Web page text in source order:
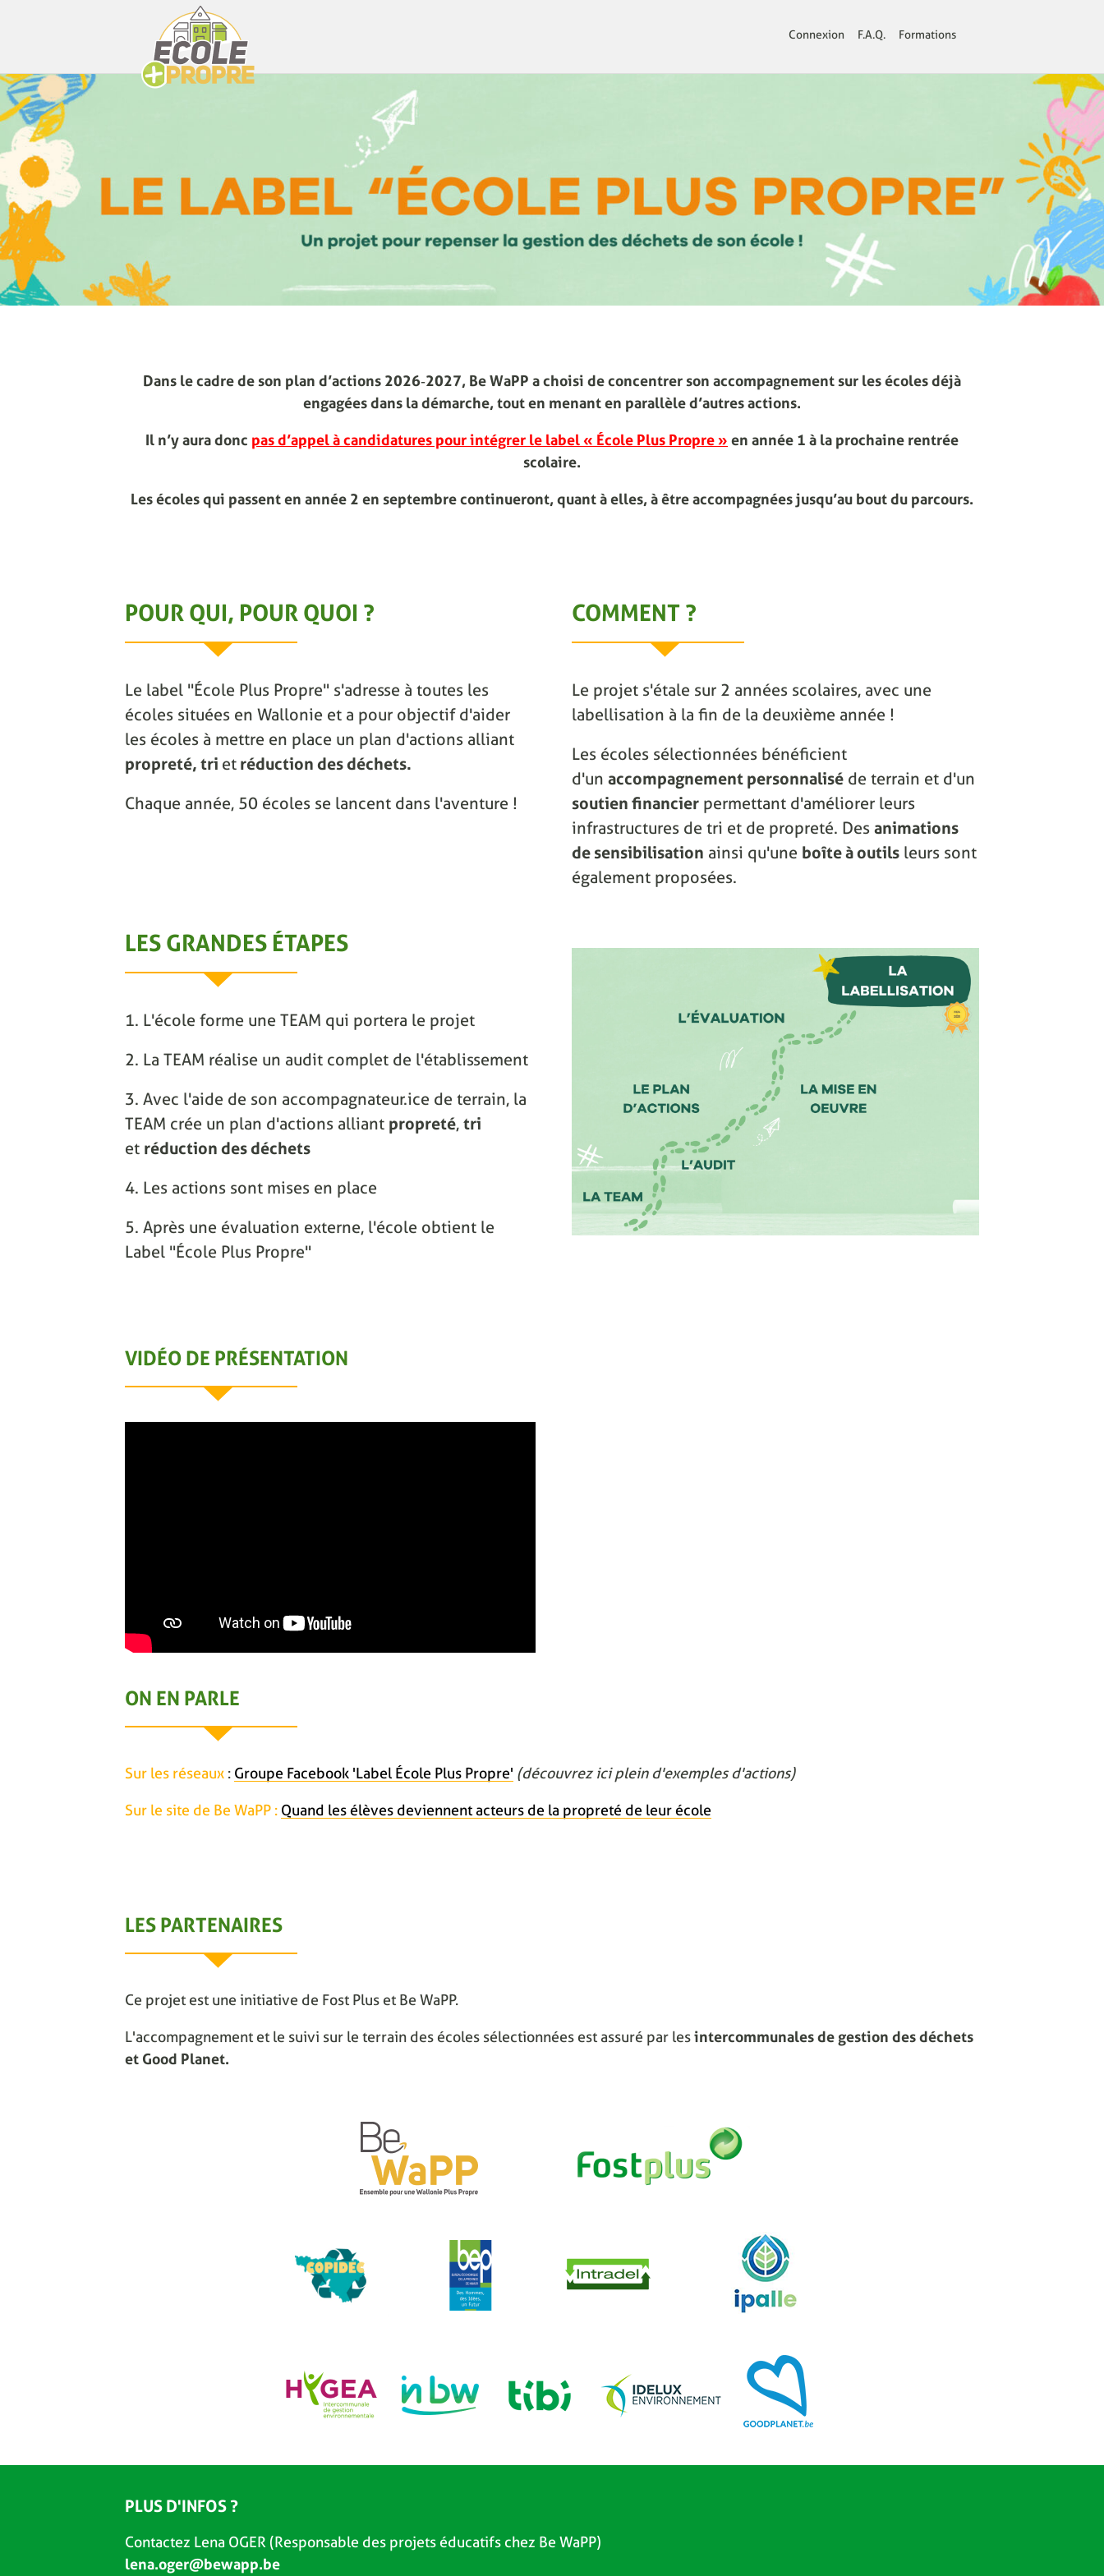
Connexion F.A.Q. Formations
Dans le cadre de son plan d’actions 2026‑2027, Be WaPP a choisi de concentrer son accompagnement sur les écoles déjà
engagées dans la démarche, tout en menant en parallèle d’autres actions.
Il n’y aura donc pas d’appel à candidatures pour intégrer le label « École Plus Propre » en année 1 à la prochaine rentrée
scolaire.
Les écoles qui passent en année 2 en septembre continueront, quant à elles, à être accompagnées jusqu’au bout du parcours.
POUR QUI, POUR QUOI ?
Le label "École Plus Propre" s'adresse à toutes les
écoles situées en Wallonie et a pour objectif d'aider
les écoles à mettre en place un plan d'actions alliant
propreté, tri et réduction des déchets.
Chaque année, 50 écoles se lancent dans l'aventure !
COMMENT ?
Le projet s'étale sur 2 années scolaires, avec une
labellisation à la fin de la deuxième année !
Les écoles sélectionnées bénéficient
d'un accompagnement personnalisé de terrain et d'un
soutien financier permettant d'améliorer leurs
infrastructures de tri et de propreté. Des animations
de sensibilisation ainsi qu'une boîte à outils leurs sont
également proposées.
LES GRANDES ÉTAPES
1. L'école forme une TEAM qui portera le projet
2. La TEAM réalise un audit complet de l'établissement
3. Avec l'aide de son accompagnateur.ice de terrain, la
TEAM crée un plan d'actions alliant propreté, tri
et réduction des déchets
4. Les actions sont mises en place
5. Après une évaluation externe, l'école obtient le
Label "École Plus Propre"
VIDÉO DE PRÉSENTATION
ON EN PARLE
Sur les réseaux : Groupe Facebook 'Label École Plus Propre' (découvrez ici plein d'exemples d'actions)
Sur le site de Be WaPP : Quand les élèves deviennent acteurs de la propreté de leur école
LES PARTENAIRES
Ce projet est une initiative de Fost Plus et Be WaPP.
L'accompagnement et le suivi sur le terrain des écoles sélectionnées est assuré par lesintercommunales de gestion des déchets
et Good Planet.
PLUS D'INFOS ?
Contactez Lena OGER (Responsable des projets éducatifs chez Be WaPP)
lena.oger@bewapp.be